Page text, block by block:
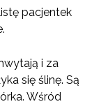
pacjentek
i za
się ślinę. Są
Wśród